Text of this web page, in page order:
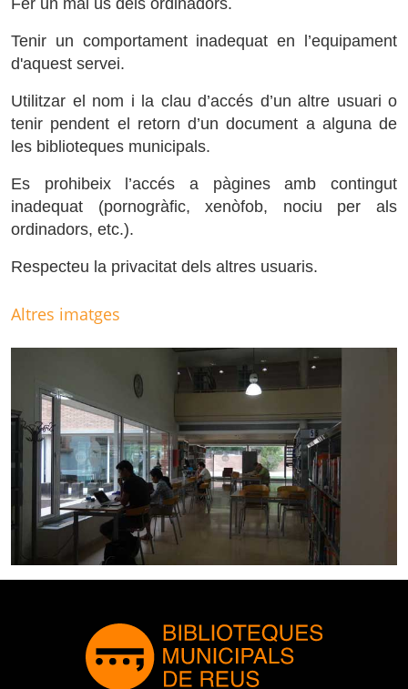
Fer un mal ús dels ordinadors.
Tenir un comportament inadequat en l’equipament
d'aquest servei.
Utilitzar el nom i la clau d’accés d’un altre usuari o
tenir pendent el retorn d’un document a alguna de
les biblioteques municipals.
Es prohibeix l’accés a pàgines amb contingut
inadequat (pornogràfic, xenòfob, nociu per als
ordinadors, etc.).
Respecteu la privacitat dels altres usuaris.
Altres imatges